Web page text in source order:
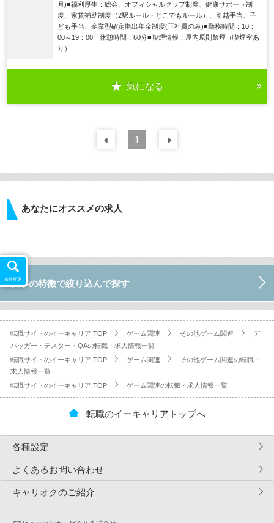
月)■福利厚生：総会、オフィシャルクラブ制度、健康サポート制
度、家賃補助制度（2駅ルール・どこでもルール）、引越手当、子
ども手当、企業型確定拠出年金制度(正社員のみ)■勤務時間：10：
00～19：00 休憩時間：60分■喫煙情報：屋内原則禁煙（喫煙室あ
り）
気になる
前の 件
1
あなたにオススメの求人
仕事の特徴で絞り込んで探す
転職サイトのイーキャリア TOP ゲーム関連 その他ゲーム関連
デ
バッガー・テスター・QAの転職・求人情報一覧
転職サイトのイーキャリア TOP
ゲーム関連
その他ゲーム関連の転職・
求人情報一覧
転職サイトのイーキャリア TOP
ゲーム関連の転職・求人情報一覧
条件変更
転職のイーキャリアトップへ
各種設定
よくあるお問い合わせ
キャリオクのご紹介